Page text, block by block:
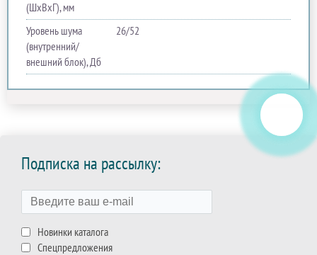
(ШхВхГ), мм
Уровень шума
(внутренний/
внешний блок), Дб
26/52
Подписка на рассылку:
Новинки каталога
Спецпредложения